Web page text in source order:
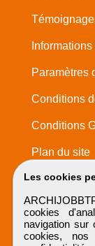
Les cookies
cookies
navigation sur
cookies, nos
Paramètres
Conditions
Conditions
Plan du site